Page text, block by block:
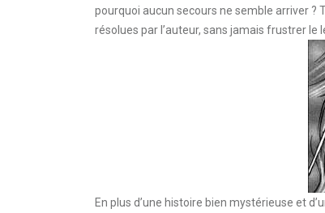
pourquoi aucun secours ne semble arriver
résolues par l’auteur, sans jamais frustrer le
En plus d’une histoire bien mystérieuse et